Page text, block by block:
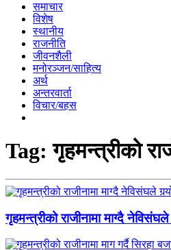
समाचार
विशेष
स्थानीय
राजनीति
जीवनशैली
मनोरञ्जन/साहित्य
अर्थ
अन्तरवार्ता
विचार/बहस
Tag:गृहमन्त्रीको
गृहमन्त्रीको राजीनामा माग्दै